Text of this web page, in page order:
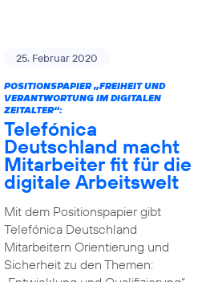
25. Februar 2020
POSITIONSPAPIER „FREIHEIT UND
VERANTWORTUNG IM DIGITALEN
ZEITALTER“:
Telefónica
Deutschland macht
Mitarbeiter fit für die
digitale Arbeitswelt
Mit dem Positionspapier gibt
Telefónica Deutschland
Mitarbeitern Orientierung und
Sicherheit zu den Themen: